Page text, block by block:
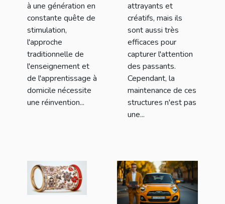
à une génération en
constante quête de
stimulation,
l'approche
traditionnelle de
l'enseignement et
de l'apprentissage à
domicile nécessite
une réinvention...
attrayants et
créatifs, mais ils
sont aussi très
efficaces pour
capturer l'attention
des passants.
Cependant, la
maintenance de ces
structures n'est pas
une...